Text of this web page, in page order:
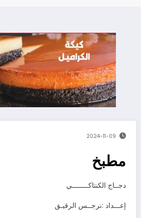
2024-11-09
مطبخ
دجــاج‭ ‬الكنتاكــــــــي
إعـــداد‭: ‬نرجــس‭ ‬الرقيـق